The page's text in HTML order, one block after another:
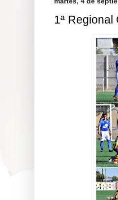
1ª Regional